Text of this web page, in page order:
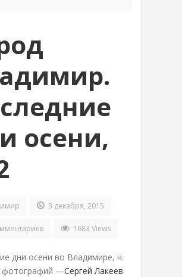
осени,
3 декабря, 2015
1683 Views
дни осени во Владимире, ч.
фотографий —Сергей Лакеев